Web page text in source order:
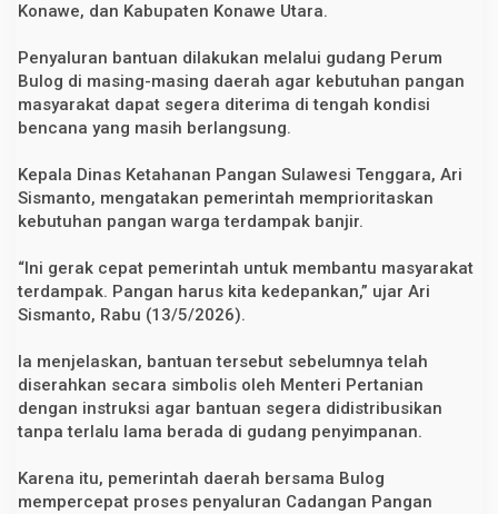
r
n
a
m
D
e
r
a
h
l
t
r
a
Konawe, dan Kabupaten Konawe Utara.
Penyaluran bantuan dilakukan melalui gudang Perum
Bulog di masing-masing daerah agar kebutuhan pangan
masyarakat dapat segera diterima di tengah kondisi
bencana yang masih berlangsung.
Kepala Dinas Ketahanan Pangan Sulawesi Tenggara, Ari
Sismanto, mengatakan pemerintah memprioritaskan
kebutuhan pangan warga terdampak banjir.
“Ini gerak cepat pemerintah untuk membantu masyarakat
terdampak. Pangan harus kita kedepankan,” ujar Ari
Sismanto, Rabu (13/5/2026).
Ia menjelaskan, bantuan tersebut sebelumnya telah
diserahkan secara simbolis oleh Menteri Pertanian
dengan instruksi agar bantuan segera didistribusikan
tanpa terlalu lama berada di gudang penyimpanan.
Karena itu, pemerintah daerah bersama Bulog
mempercepat proses penyaluran Cadangan Pangan